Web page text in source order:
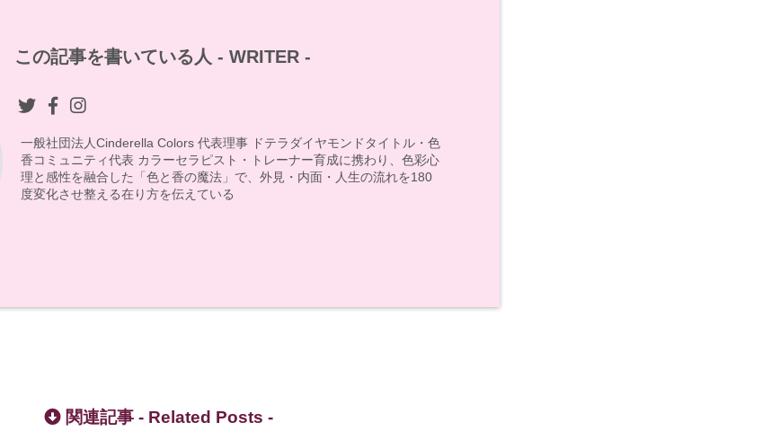
この記事を書いている人 - WRITER -
一般社団法人Cinderella Colors 代表理事 ドテラダイヤモンドタイトル・色
香コミュニティ代表 カラーセラピスト・トレーナー育成に携わり、色彩心
理と感性を融合した「色と香の魔法」で、外見・内面・人生の流れを180
度変化させ整える在り方を伝えている
関連記事 - Related Posts -